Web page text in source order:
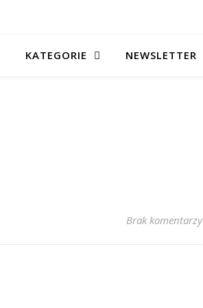
KATEGORIE NEWSLETTER
Brak komentarzy